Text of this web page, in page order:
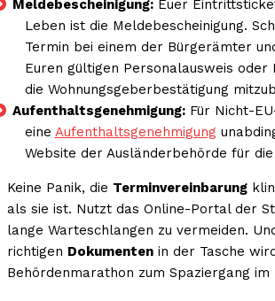
Meldebescheinigung: Euer
Leben ist die Meldebescheinigung.
Termin bei einem der Bürgerämter
Euren gültigen Personalausweis oder
die Wohnungsgeberbestätigung
Aufenthaltsgenehmigung: Für Nicht-
eine Aufenthaltsgenehmigung
Website der Ausländerbehörde für
Keine Panik, die Terminvereinbarung
als sie ist. Nutzt das Online-Portal der
lange Warteschlangen zu vermeiden.
richtigen Dokumenten in der Tasche
Behördenmarathon zum Spaziergang im